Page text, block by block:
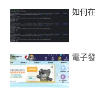
如何
電子